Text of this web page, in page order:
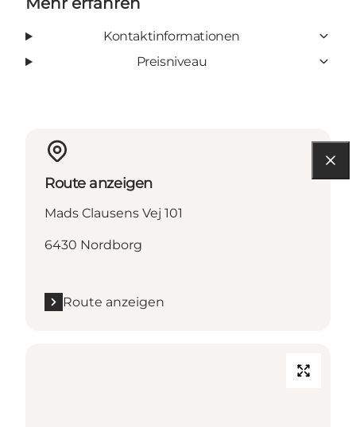
Kontaktinformationen
Preisniveau
Route anzeigen
Mads Clausens Vej 101
6430 Nordborg
Route anzeigen